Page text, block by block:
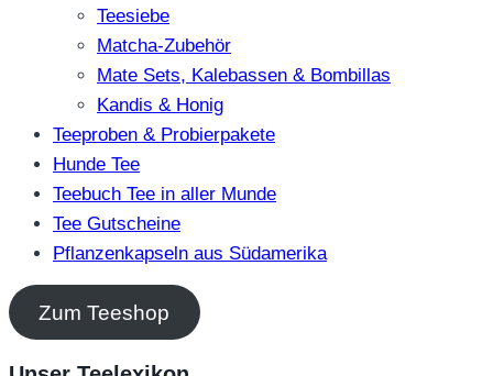
Teesiebe
Matcha-Zubehör
Mate Sets, Kalebassen & Bombillas
Kandis & Honig
Teeproben & Probierpakete
Hunde Tee
Teebuch Tee in aller Munde
Tee Gutscheine
Pflanzenkapseln aus Südamerika
Zum Teeshop